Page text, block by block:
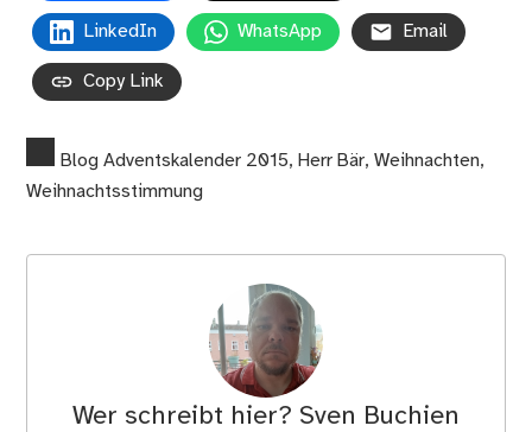
LinkedIn WhatsApp Email
Copy Link
Blog Adventskalender 2015, Herr Bär,Weihnachten,
Weihnachtsstimmung
Wer schreibt hier? Sven Buchien